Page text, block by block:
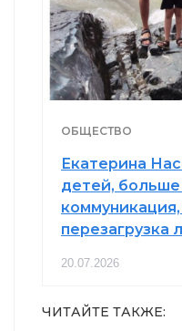
ОБЩЕСТВО
Екатерина
детей,
перезагрузка
20.07.2026
ЧИТАЙТЕ ТАКЖЕ: